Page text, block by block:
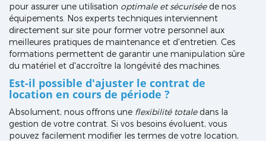
pour assurer une utilisation optimale et sécuriséede nos
équipements. Nos experts techniques interviennent
directement sur site pour former votre personnel aux
meilleures pratiques de maintenance et d'entretien. Ces
formations permettent de garantir une manipulation sûre
du matériel et d'accroître la longévité des machines.
Est-il possible d'ajuster le contrat de
location en cours de période ?
Absolument, nous offrons une flexibilité totaledans la
gestion de votre contrat. Si vos besoins évoluent, vous
pouvez facilement modifier les termes de votre location,